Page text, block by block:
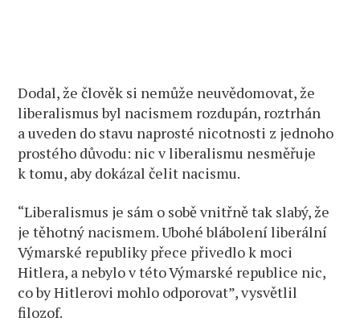
Dodal, že člověk si nemůže neuvědomovat, že
liberalismus byl nacismem rozdupán, roztrhán
a uveden do stavu naprosté nicotnosti z jednoho
prostého důvodu: nic v liberalismu nesměřuje
k tomu, aby dokázal čelit nacismu.
“Liberalismus je sám o sobě vnitřně tak slabý, že
je těhotný nacismem. Ubohé blábolení liberální
Výmarské republiky přece přivedlo k moci
Hitlera, a nebylo v této Výmarské republice nic,
co by Hitlerovi mohlo odporovat”, vysvětlil
filozof.